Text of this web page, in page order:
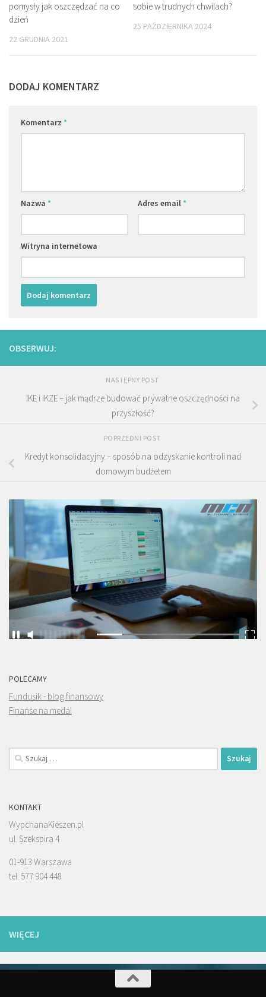
pomysły jak oszczędzać na co
dzień
22 GRUDNIA 2021
sobie w trudnych chwilach?
25 PAŹDZIERNIKA 2024
DODAJ KOMENTARZ
Komentarz *
Nazwa * Adres email*
Witryna internetowa
OBSERWUJ:
NASTĘPNY POST
IKE i IKZE – jak mądrze budować prywatne oszczędności na
przyszłość?
POPRZEDNI POST
Kredyt konsolidacyjny – sposób na odzyskanie kontroli nad
domowym budżetem
POLECAMY
Fundusik - blog finansowy
Finanse na medal
Szukaj:
KONTAKT
WypchanaKieszen.pl
ul. Szekspira 4
01-913 Warszawa
tel. 577 904 448
WIĘCEJ